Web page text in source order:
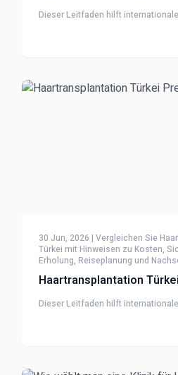
Dieser Leitfaden hilft
30 Jun, 2026 | Vergleichen Sie
Türkei mit Hinweisen zu Kosten,
Erholung, Reiseplanung und
Dieser Leitfaden hilft